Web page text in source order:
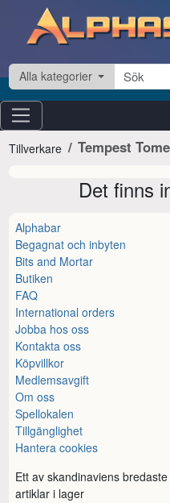
Hoppa till innehåll
Alla kategorier
Tillverkare Tempest Tome
Det finns
Alphabar
Begagnat och inbyten
Bits and Mortar
Butiken
FAQ
International orders
Jobba hos oss
Kontakta oss
Köpvillkor
Medlemsavgift
Om oss
Spellokalen
Tillgänglighet
Hantera cookies
Ett av skandinaviens
artiklar i lager